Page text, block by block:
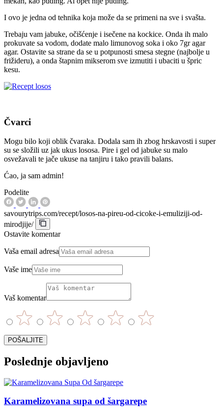
I ovo je jedna od tehnika koja može da se primeni na sve i svašta.
Trebaju vam jabuke, očišćenje i isečene na kockice. Onda ih malo
prokuvate sa vodom, dodate malo limunovog soka i oko 7gr agar
agar. Ostavite sa strane da se u potpunosti smesa stegne (najbolje u
frižideru), a onda štapnim mikserom sve izmutiti i ubaciti u špric
kesu.
Čvarci
Mogu bilo koji oblik čvaraka. Dodala sam ih zbog hrskavosti i super
su se složili uz jak ukus lososa. Pire i gel od jabuke su malo
osvežavali te jače ukuse na tanjiru i tako pravili balans.
Ćao, ja sam admin!
Podelite
savourytrips.com/recept/losos-na-pireu-od-cicoke-i-emuliziji-od-
mirodjije/
Ostavite komentar
Vaša email adresa
Vaše ime
Vaš komentar
Poslednje objavljeno
Karamelizovana supa od šargarepe